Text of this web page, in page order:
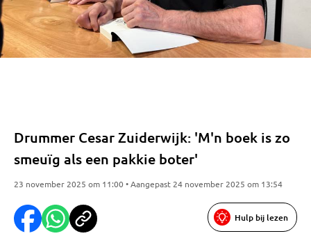
Drummer Cesar Zuiderwijk: 'M'n boek is zo
smeuïg als een pakkie boter'
23 november 2025 om 11:00 • Aangepast 24 november 2025 om 13:54
Hulp bij lezen